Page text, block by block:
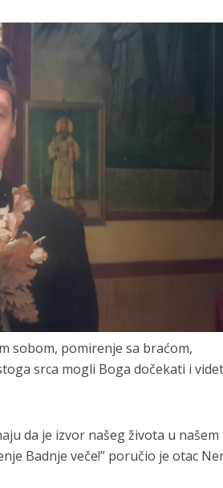
sobom, pomirenje sa braćom,
srca mogli Boga dočekati i
da je izvor našeg života u našem
Badnje veče!” poručio je otac